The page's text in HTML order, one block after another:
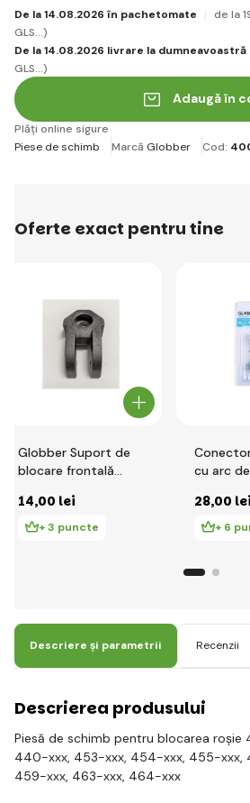
De la 14.08.2026 în pachetomate de la
GLS...)
De la 14.08.2026 livrare la dumneavoastră
GLS...)
Adaugă în
Plăți online sigure
Piese de schimb
Marcă Globber Cod:
Oferte exact pentru tine
Globber Suport de
blocare frontală
scaun 455, 457,
458, 459, 463, 464
14,00 lei
+ 3 puncte
cu arc
seria
/ EVO /
28,00 lei
+ 6
Descriere și parametrii Recenzii
Descrierea produsului
Piesă de schimb pentru blocarea roșie
440-xxx, 453-xxx, 454-xxx, 455-xxx,
459-xxx, 463-xxx, 464-xxx